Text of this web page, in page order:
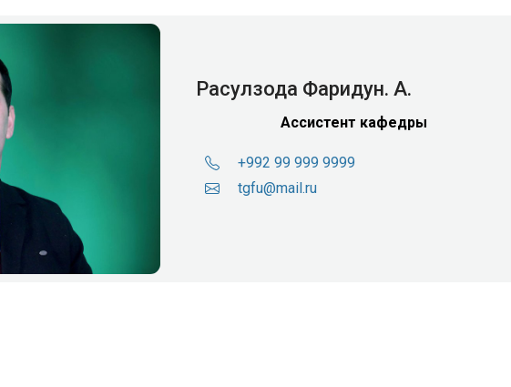
Расулзода Фаридун. А.
Ассистент кафедры
+992 99 999 9999
tgfu@mail.ru